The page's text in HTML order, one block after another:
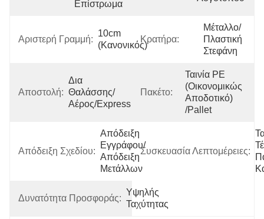
Επίστρωμα
Αριστερή Γραμμή:
10cm
(κανονικός)
Κρατήρα:
Μέταλλο/
Πλαστική
Στεφάνη
Αποστολή:
Δια
Θαλάσσης/
Αέρος/express
Πακέτο:
Ταινία PE
(οικονομικώς
Αποδοτικό)
/Pallet
Απόδειξη Σχεδίου:
Απόδειξη
Εγγράφου/
Απόδειξη
Μετάλλων
Συσκευασία Λεπτομέρειες:
Δυνατότητα Προσφοράς:
Υψηλής
Ταχύτητας